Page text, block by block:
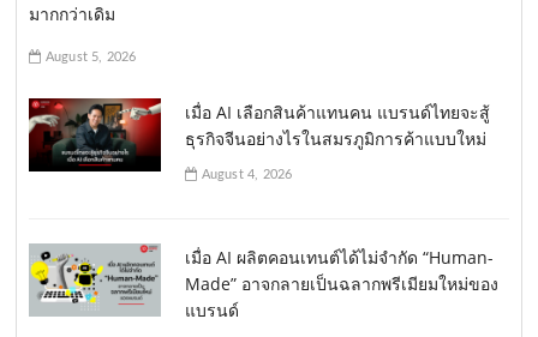
มากกว่าเดิม
August 5, 2026
เมื่อ AI เลือกสินค้าแทนคน แบรนด์ไทยจะสู้
ธุรกิจจีนอย่างไรในสมรภูมิการค้าแบบใหม่
August 4, 2026
เมื่อ AI ผลิตคอนเทนต์ได้ไม่จำกัด “Human-
Made” อาจกลายเป็นฉลากพรีเมียมใหม่ของ
แบรนด์